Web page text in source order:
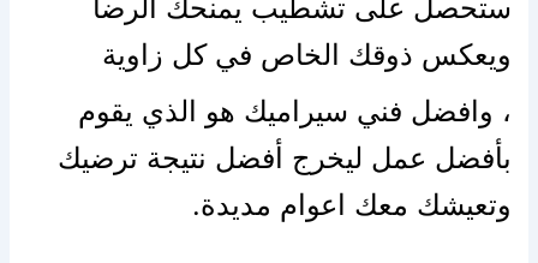
ستحصل على تشطيب يمنحك الرضا
ويعكس ذوقك الخاص في كل زاوية
، وافضل فني سيراميك هو الذي يقوم
بأفضل عمل ليخرج أفضل نتيجة ترضيك
وتعيشك معك اعوام مديدة.